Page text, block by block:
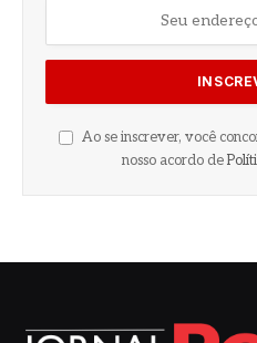
Ao se inscrever, você
nosso acordo de